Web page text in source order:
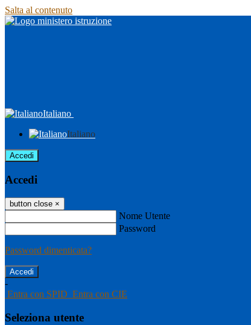
Salta al contenuto
Italiano
Italiano
Accedi
Accedi
button close ×
Nome Utente
Password
Password dimenticata?
-
Entra con SPID Entra con CIE
Seleziona utente